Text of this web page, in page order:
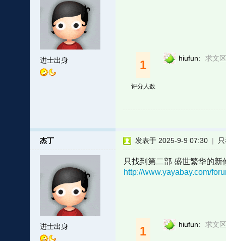
进士出身 1
评分人数
hiufun: 求文
杰丁
进士出身
发表于 2025-9-9 07:30 |
只找到第二部 盛世繁华的新
http://www.yayabay.com/
1 hiufun: 求文